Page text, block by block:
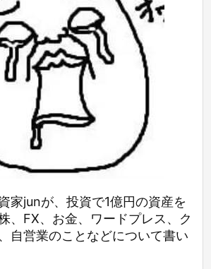
家junが、投資で1億円の資産を
、FX、お金、ワードプレス、ク
自営業のことなどについて書い